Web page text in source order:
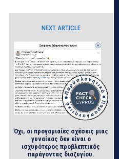
NEXT ARTICLE
Όχι, οι προγαμιαίες σχέσεις μιας
γυναίκας δεν είναι ο
ισχυρότερος προβλεπτικός
παράγοντας διαζυγίου.